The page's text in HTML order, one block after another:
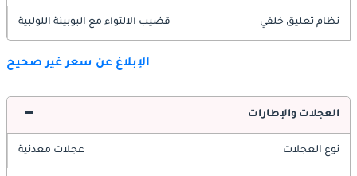
نظام تعليق خلفي قضيب الالتواء مع البوبينة اللولبية
الإبلاغ عن سعر غير صحيح
العجلات والإطارات
نوع العجلات عجلات معدنية